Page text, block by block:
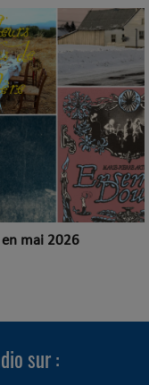
mai 2026
sur :